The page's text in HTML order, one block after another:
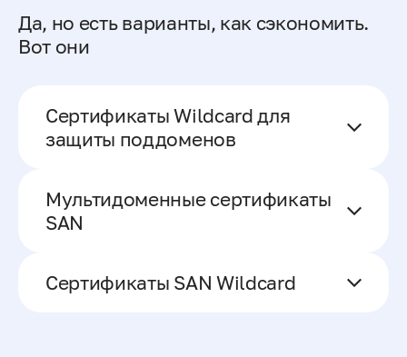
Да, но есть варианты, как сэкономить.
Вот они
Сертификаты Wildcard для
защиты поддоменов
Мультидоменные сертификаты
SAN
Сертификаты SAN Wildcard